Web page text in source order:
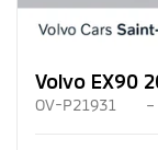
Volvo EX90
OV-P21931 –